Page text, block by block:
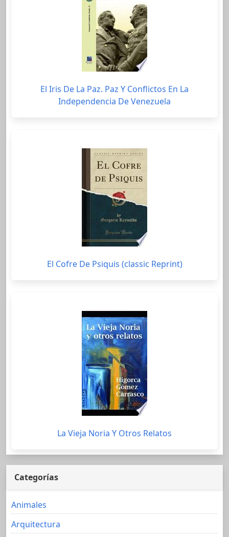
El Iris De La Paz. Paz Y Conflictos En La
Independencia De Venezuela
El Cofre De Psiquis (classic Reprint)
La Vieja Noria Y Otros Relatos
Categorías
Animales
Arquitectura